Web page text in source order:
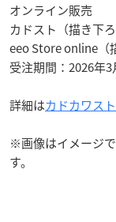
オンライン販売
カドスト（描き下
eeo Store online（
受注期間：2026年
詳細はカドカワス
※画像はイメージ
す。